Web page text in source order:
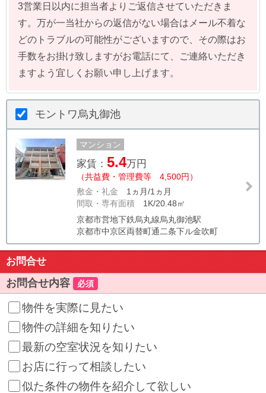
3営業日以内に担当者よりご返信させていただきま
す。万が一当社からの返信がない場合はメール不着な
どのトラブルの可能性がございますので、その際はお
手数をお掛け致しますがお電話にて、ご連絡いただき
ますよう宜しくお願い申し上げます。
モントワ烏丸御池
マンション
家賃： 5.4万円
（共益費・管理費等 4,500円）
敷金・礼金 1ヵ月/1ヵ月
間取・専有面積 1K/20.48㎡
京都市営地下鉄烏丸線烏丸御池駅
京都市中京区両替町通二条下ル金吹町
お問合せ
お問合せ内容 必須
物件を実際に見たい
物件の詳細を知りたい
最新の空室状況を知りたい
お店に行って相談したい
似た条件の物件を紹介して欲しい